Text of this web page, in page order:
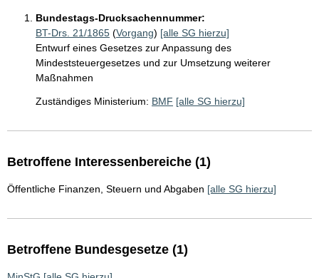
Bundestags-Drucksachennummer:
BT-Drs. 21/1865 (Vorgang) [alle SG hierzu]
Entwurf eines Gesetzes zur Anpassung des
Mindeststeuergesetzes und zur Umsetzung weiterer
Maßnahmen
Zuständiges Ministerium: BMF [alle SG hierzu]
Betroffene Interessenbereiche (1)
Öffentliche Finanzen, Steuern und Abgaben [alle SG hierzu]
Betroffene Bundesgesetze (1)